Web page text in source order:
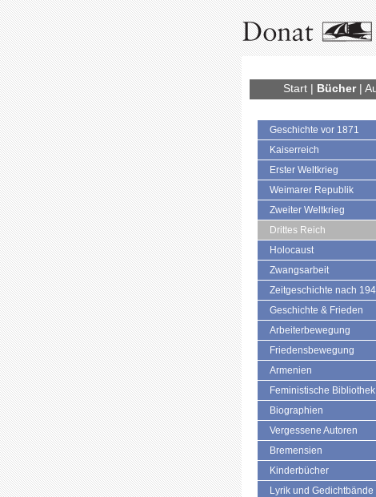
Start| Bücher|
Geschichte vor 1871
Kaiserreich
Erster Weltkrieg
Weimarer Republik
Zweiter Weltkrieg
Drittes Reich
Holocaust
Zwangsarbeit
Zeitgeschichte nach
Geschichte & Frieden
Arbeiterbewegung
Friedensbewegung
Armenien
Feministische Bibliothek
Biographien
Vergessene Autoren
Bremensien
Kinderbücher
Lyrik und Gedichtbände